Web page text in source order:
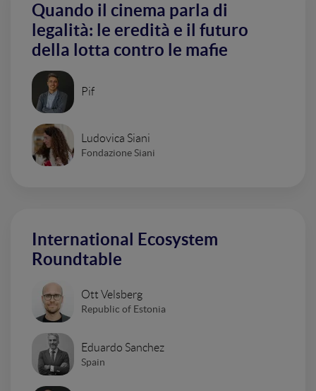
Quando il cinema parla di
legalità: le eredità e il futuro
della lotta contro le mafie
Pif
Ludovica Siani
Fondazione Siani
International Ecosystem
Roundtable
Ott Velsberg
Republic of Estonia
Eduardo Sanchez
Spain